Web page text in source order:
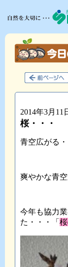
2014年3月11
桜・・・
青空広がる
爽やかな青
今年も協力
た・・・「